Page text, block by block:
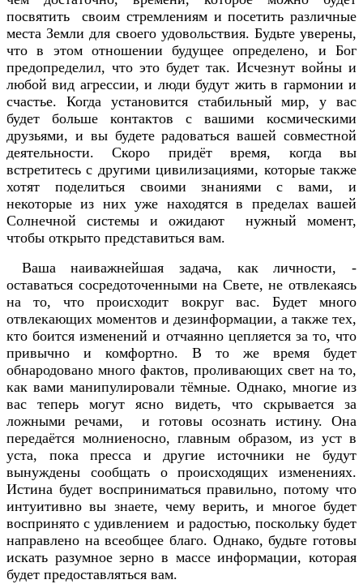
посвятить своим стремлениям и посетить различные
места Земли для своего удовольствия. Будьте уверены,
что в этом отношении будущее определено, и Бог
предопределил, что это будет так. Исчезнут войны и
любой вид агрессии, и люди будут жить в гармонии и
счастье. Когда установится стабильный мир, у вас
будет больше контактов с вашими космическими
друзьями, и вы будете радоваться вашей совместной
деятельности. Скоро придёт время, когда вы
встретитесь с другими цивилизациями, которые также
хотят поделиться своими знаниями с вами, и
некоторые из них уже находятся в пределах вашей
Солнечной системы и ожидают нужный момент,
чтобы открыто представиться вам.
Ваша наиважнейшая задача, как личности, -
оставаться сосредоточенными на Свете, не отвлекаясь
на то, что происходит вокруг вас. Будет много
отвлекающих моментов и дезинформации, а также тех,
кто боится изменений и отчаянно цепляется за то, что
привычно и комфортно. В то же время будет
обнародовано много фактов, проливающих свет на то,
как вами манипулировали тёмные. Однако, многие из
вас теперь могут ясно видеть, что скрывается за
ложными речами, и готовы осознать истину. Она
передаётся молниеносно, главным образом, из уст в
уста, пока пресса и другие источники не будут
вынуждены сообщать о происходящих изменениях.
Истина будет восприниматься правильно, потому что
интуитивно вы знаете, чему верить, и многое будет
воспринято с удивлением и радостью, поскольку будет
направлено на всеобщее благо. Однако, будьте готовы
искать разумное зерно в массе информации, которая
будет предоставляться вам.